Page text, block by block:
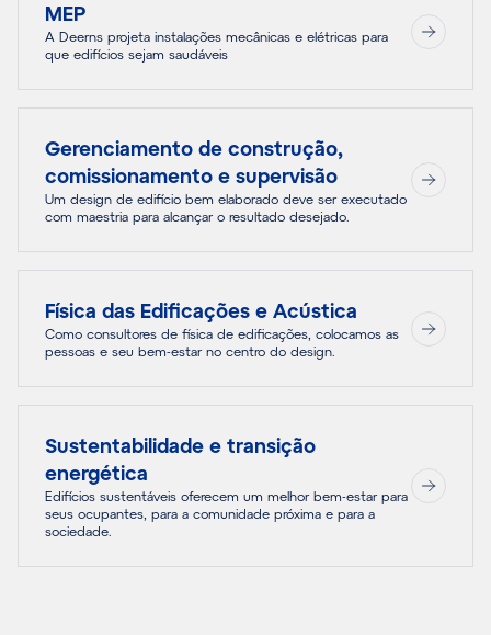
MEP
A Deerns projeta instalações mecânicas e elétricas para
que edifícios sejam saudáveis
Gerenciamento de construção,
comissionamento e supervisão
Um design de edifício bem elaborado deve ser executado
com maestria para alcançar o resultado desejado.
Física das Edificações e Acústica
Como consultores de física de edificações, colocamos as
pessoas e seu bem-estar no centro do design.
Sustentabilidade e transição
energética
Edifícios sustentáveis oferecem um melhor bem-estar para
seus ocupantes, para a comunidade próxima e para a
sociedade.